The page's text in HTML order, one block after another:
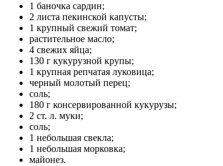
1 баночка сардин;
2 листа пекинской капусты;
1 крупный свежий томат;
растительное масло;
4 свежих яйца;
130 г кукурузной крупы;
1 крупная репчатая луковица;
черный молотый перец;
соль;
180 г консервированной кукурузы;
2 ст. л. муки;
соль;
1 небольшая свекла;
1 небольшая морковка;
майонез.